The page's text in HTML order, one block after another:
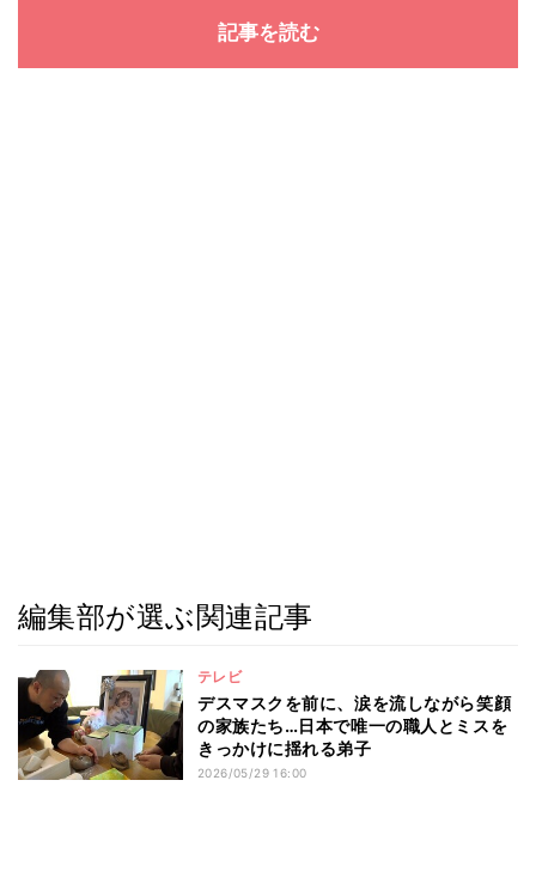
記事を読む
編集部が選ぶ関連記事
テレビ
デスマスクを前に、涙を流しながら笑顔
の家族たち…日本で唯一の職人とミスを
きっかけに揺れる弟子
2026/05/29 16:00